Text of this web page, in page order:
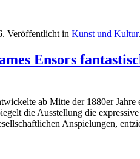
. Veröffentlicht in Kunst und Kultur.
Ensors
ab Mitte der 1880er
die Ausstellung die
Anspielungen,